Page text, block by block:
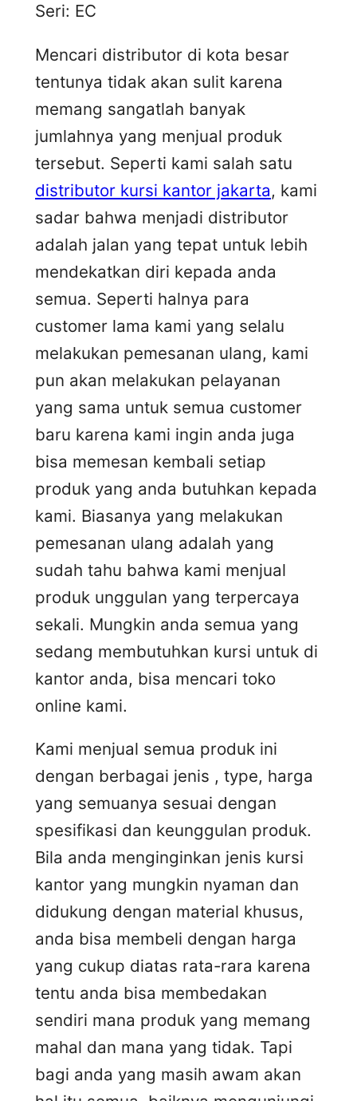
Seri: EC
Mencari distributor di kota besar
tentunya tidak akan sulit karena
memang sangatlah banyak
jumlahnya yang menjual produk
tersebut. Seperti kami salah satu
distributor kursi kantor jakarta, kami
sadar bahwa menjadi distributor
adalah jalan yang tepat untuk lebih
mendekatkan diri kepada anda
semua. Seperti halnya para
customer lama kami yang selalu
melakukan pemesanan ulang, kami
pun akan melakukan pelayanan
yang sama untuk semua customer
baru karena kami ingin anda juga
bisa memesan kembali setiap
produk yang anda butuhkan kepada
kami. Biasanya yang melakukan
pemesanan ulang adalah yang
sudah tahu bahwa kami menjual
produk unggulan yang terpercaya
sekali. Mungkin anda semua yang
sedang membutuhkan kursi untuk di
kantor anda, bisa mencari toko
online kami.
Kami menjual semua produk ini
dengan berbagai jenis , type, harga
yang semuanya sesuai dengan
spesifikasi dan keunggulan produk.
Bila anda menginginkan jenis kursi
kantor yang mungkin nyaman dan
didukung dengan material khusus,
anda bisa membeli dengan harga
yang cukup diatas rata-rara karena
tentu anda bisa membedakan
sendiri mana produk yang memang
mahal dan mana yang tidak. Tapi
bagi anda yang masih awam akan